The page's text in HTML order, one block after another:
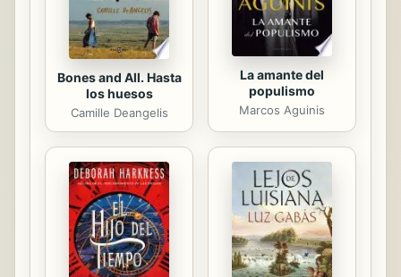
su finca a lomos de un...
Bones and All. Hasta
los huesos
Camille Deangelis
La amante del
populismo
Marcos Aguinis